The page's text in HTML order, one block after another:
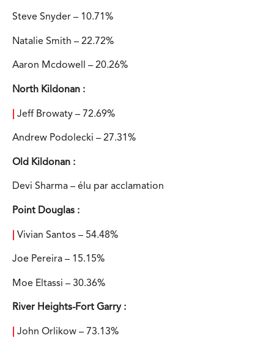
Steve Snyder – 10.71%
Natalie Smith – 22.72%
Aaron Mcdowell – 20.26%
North Kildonan :
Jeff Browaty – 72.69%
Andrew Podolecki – 27.31%
Old Kildonan :
Devi Sharma – élu par acclamation
Point Douglas :
Vivian Santos – 54.48%
Joe Pereira – 15.15%
Moe Eltassi – 30.36%
River Heights-Fort Garry :
John Orlikow – 73.13%